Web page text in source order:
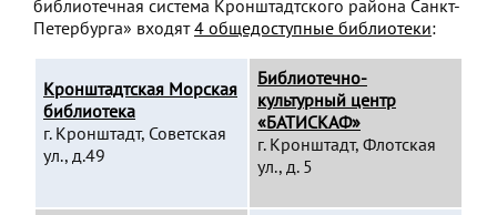
библиотечная система Кронштадтского района Санкт-
Петербурга» входят4 общедоступные библиотеки:
Кронштадтская Морская
библиотека
г. Кронштадт, Советская
ул., д.49
Библиотечно-
культурный центр
«БАТИСКАФ»
г. Кронштадт, Флотская
ул., д. 5